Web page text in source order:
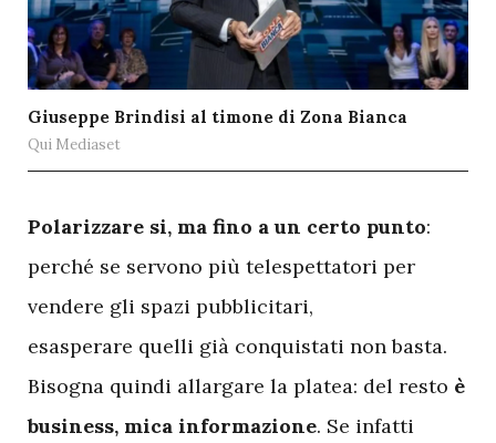
Giuseppe Brindisi al timone di Zona Bianca
Qui Mediaset
Polarizzare si, ma fino a un certo punto:
perché se servono più telespettatori per
vendere gli spazi pubblicitari,
esasperare quelli già conquistati non basta.
Bisogna quindi allargare la platea: del resto è
business, mica informazione. Se infatti